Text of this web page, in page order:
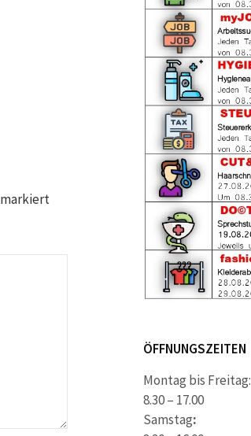
markiert
ÖFFNUNGSZEITEN
Montag bis Freitag:
8.30 – 17.00
Samstag: